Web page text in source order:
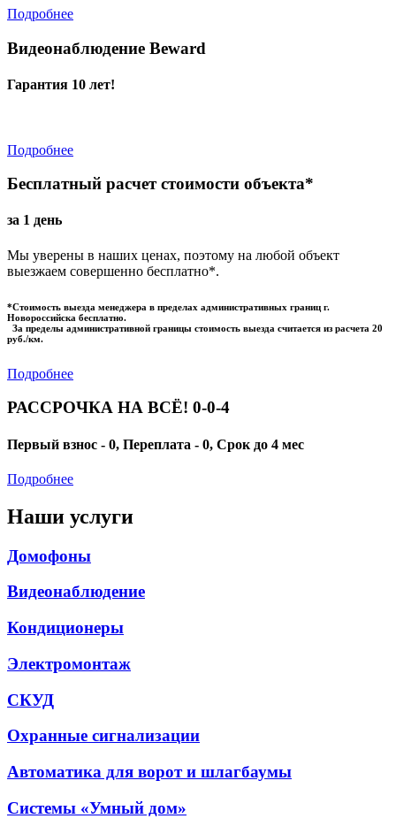
Подробнее
Видеонаблюдение Beward
Гарантия 10 лет!
Подробнее
Бесплатный расчет стоимости объекта*
за 1 день
Мы уверены в наших ценах, поэтому на любой объект
выезжаем совершенно бесплатно*.
*Стоимость выезда менеджера в пределах административных границ г.
Новороссийска бесплатно.
За пределы административной границы стоимость выезда считается из расчета 20
руб./км.
Подробнее
РАССРОЧКА НА ВСЁ! 0-0-4
Первый взнос - 0, Переплата - 0, Срок до 4 мес
Подробнее
Наши услуги
Домофоны
Видеонаблюдение
Кондиционеры
Электромонтаж
СКУД
Охранные сигнализации
Автоматика для ворот и шлагбаумы
Системы «Умный дом»